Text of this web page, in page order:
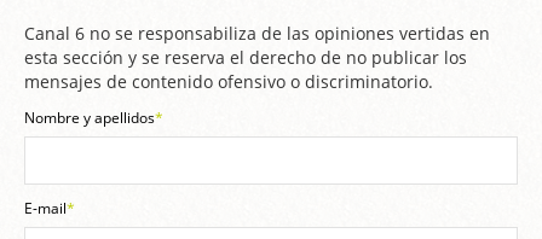
Canal 6 no se responsabiliza de las opiniones vertidas en
esta sección y se reserva el derecho de no publicar los
mensajes de contenido ofensivo o discriminatorio.
Nombre y apellidos*
E-mail*